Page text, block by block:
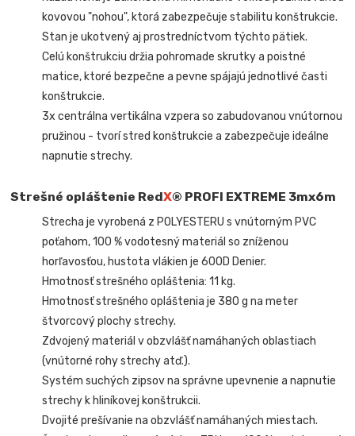
kovovou "nohou", ktorá zabezpečuje stabilitu konštrukcie.
Stan je ukotvený aj prostredníctvom týchto pätiek.
Celú konštrukciu držia pohromade skrutky a poistné
matice, ktoré bezpečne a pevne spájajú jednotlivé časti
konštrukcie.
3x centrálna vertikálna vzpera so zabudovanou vnútornou
pružinou - tvorí stred konštrukcie a zabezpečuje ideálne
napnutie strechy.
Strešné opláštenie RedX® PROFI EXTREME 3mx6m
Strecha je vyrobená z POLYESTERU s vnútorným PVC
poťahom, 100 % vodotesný materiál so zníženou
horľavosťou, hustota vlákien je 600D Denier.
Hmotnosť strešného opláštenia: 11 kg.
Hmotnosť strešného opláštenia je 380 g na meter
štvorcový plochy strechy.
Zdvojený materiál v obzvlášť namáhaných oblastiach
(vnútorné rohy strechy atď.).
Systém suchých zipsov na správne upevnenie a napnutie
strechy k hliníkovej konštrukcii.
Dvojité prešívanie na obzvlášť namáhaných miestach.